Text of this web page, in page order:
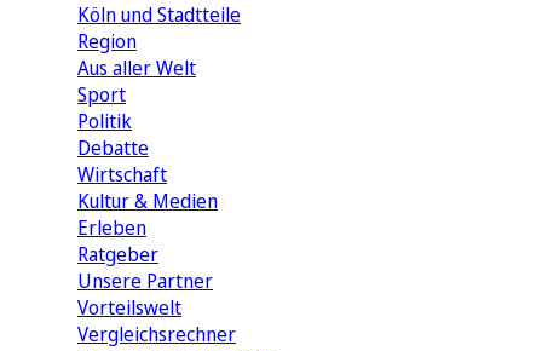
Köln und Stadtteile
Region
Aus aller Welt
Sport
Politik
Debatte
Wirtschaft
Kultur & Medien
Erleben
Ratgeber
Unsere Partner
Vorteilswelt
Vergleichsrechner